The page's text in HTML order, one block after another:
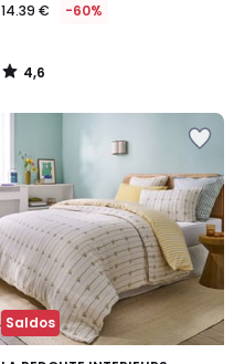
14.39 € -60%
4,6
/
Saldos